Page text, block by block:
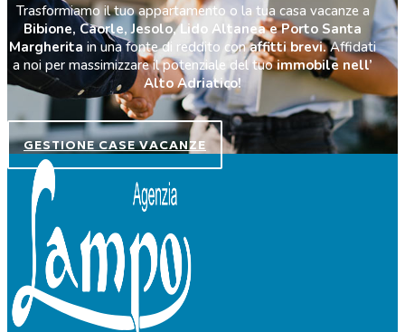
Trasformiamo il tuo appartamento o la tua casa vacanze a
Bibione, Caorle, Jesolo, Lido Altanea e Porto Santa
Margherita in una fonte di reddito conaffitti brevi.Affidati
a noi per massimizzare il potenziale del tuoimmobile nell’
Alto Adriatico!
GESTIONE CASE VACANZE